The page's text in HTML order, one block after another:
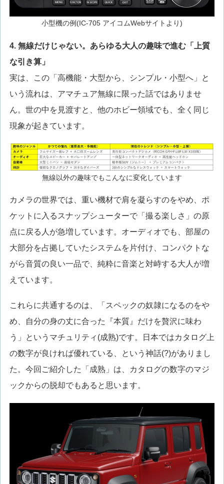
小型機の例(IC-705 アイコムWebサイトより)
4. 無線だけじゃない。あらゆる大人の趣味で進む「上質
な引き算」
実は、この「高機能・大型から、シンプル・小型へ」と
いう流れは、アマチュア無線に限った話ではありませ
ん。世の中を見渡すと、他のホビー領域でも、全く同じ
現象が起きています。
無線以外の趣味でもこんなに変化しています
カメラの世界では、重い機材で肩を凝らすのをやめ、ポ
ケットに入るスナップシューターで「撮る楽しさ」の原
点に戻る人が急増しています。オーディオでも、部屋の
大部分を占拠していたシステムを片付け、コンパクトな
がら音質の良い一品で、純粋に音楽と対峙する大人が増
えています。
これらに共通するのは、「スペックの奴隷になるのをや
め、自分の身の丈に合った『本質』だけを贅沢に味わ
う」というマチュリティ(成熟)です。日本ではカタログ上
の数字が良ければ優れている、という神話(?)がありまし
た。今回ご紹介した「成熟」は、カタログの数字のマジ
ックからの脱却でもあると思います。